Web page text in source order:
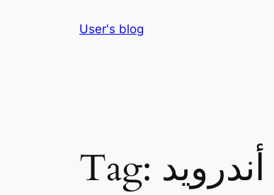
User's blog
Tag: